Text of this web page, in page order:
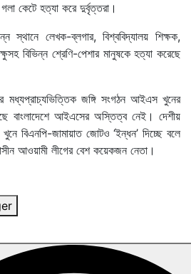
কেটে হত্যা করে দুর্বৃত্তরা।
স্থানে লেখক-ব্লগার, বিশ্ববিদ্যালয় শিক্ষক,
বিভিন্ন শ্রেণি-পেশার মানুষকে হত্যা করেছে
মধ্যপ্রাচ্যভিত্তিক জঙ্গি সংগঠন আইএস খুনের
বাংলাদেশে আইএসের অস্তিত্ব নেই। দেশীয়
খুনে বিএনপি-জামায়াত জোটও ‘ইন্ধন’ দিচ্ছে বলে
আওয়ামী লীগের বেশ কয়েকজন নেতা।